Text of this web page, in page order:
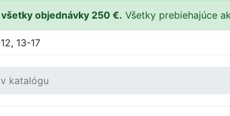
objednávky 250 €. Všetky prebiehajúce
13-17